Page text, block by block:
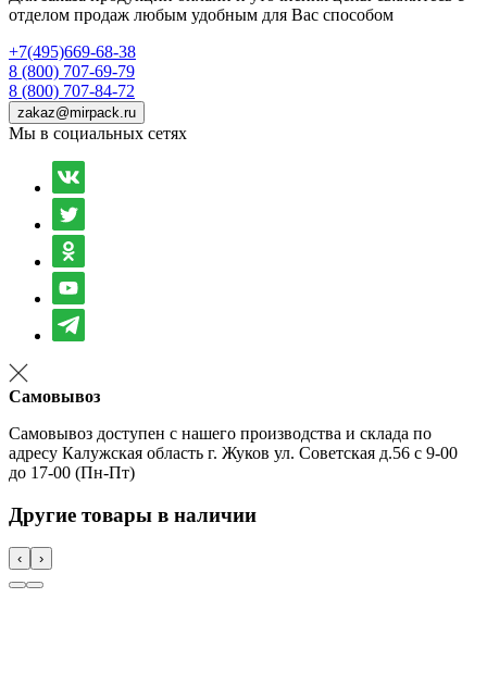
отделом продаж любым удобным для Вас способом
+7(495)669-68-38
8 (800) 707-69-79
8 (800) 707-84-72
zakaz@mirpack.ru
Мы в социальных сетях
Самовывоз
Самовывоз доступен с нашего производства и склада по
адресу Калужская область г. Жуков ул. Советская д.56 с 9-00
до 17-00 (Пн-Пт)
Другие товары в наличии
‹ ›